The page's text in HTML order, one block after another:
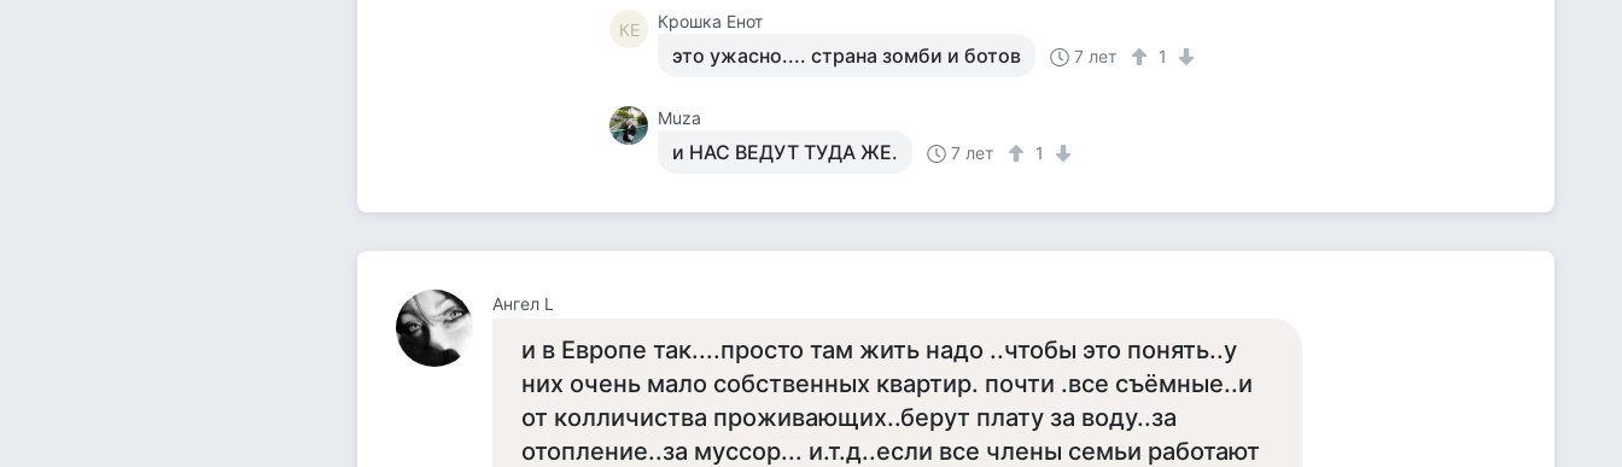
КЕ Крошка Енот
это ужасно.... страна зомби и ботов 7 лет 1
Muza
и НАС ВЕДУТ ТУДА ЖЕ. 7 лет 1
Ангел L
и в Европе так....просто там жить надо ..чтобы это понять..у
них очень мало собственных квартир. почти .все съёмные..и
от колличиства проживающих..берут плату за воду..за
отопление..за муссор... и.т.д..если все члены семьи работают